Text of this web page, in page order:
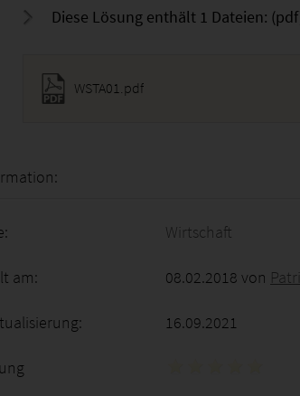
Diese Lösung enthält 1 Dateien:
WSTA01.pdf
Wirtschaft
am: 08.02.2018 von
16.09.2021